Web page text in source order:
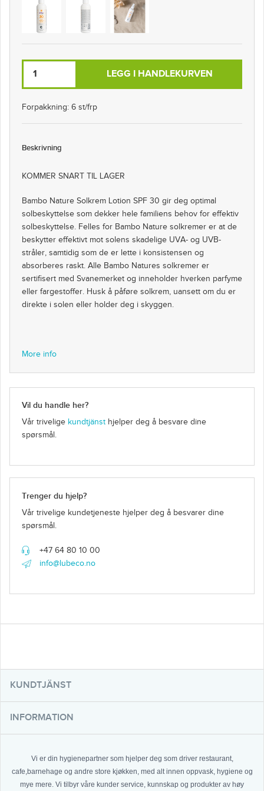
LEGG I HANDLEKURVEN
Forpakkning: 6 st/frp
Beskrivning
KOMMER SNART TIL LAGER
Bambo Nature Solkrem Lotion SPF 30 gir deg optimal
solbeskyttelse som dekker hele familiens behov for effektiv
solbeskyttelse. Felles for Bambo Nature solkremer er at de
beskytter effektivt mot solens skadelige UVA- og UVB-
stråler, samtidig som de er lette i konsistensen og
absorberes raskt. Alle Bambo Natures solkremer er
sertifisert med Svanemerket og inneholder hverken parfyme
eller fargestoffer. Husk å påføre solkrem, uansett om du er
direkte i solen eller holder deg i skyggen.
More info
Vil du handle her?
Vår trivelige kundtjänst hjelper deg å besvare dine
spørsmål.
Trenger du hjelp?
Vår trivelige kundetjeneste hjelper deg å besvarer dine
spørsmål.
+47 64 80 10 00
info@lubeco.no
KUNDTJÄNST
INFORMATION
Vi er din hygienepartner som hjelper deg som driver restaurant,
cafe,barnehage og andre store kjøkken, med alt innen oppvask, hygiene og
mye mere. Vi tilbyr våre kunder service, kunnskap og produkter av høy